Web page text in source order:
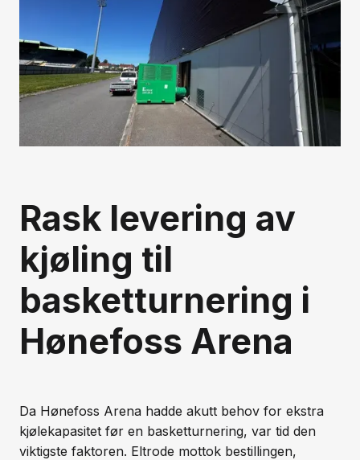
Rask levering av
kjøling til
basketturnering i
Hønefoss Arena
Da Hønefoss Arena hadde akutt behov for ekstra
kjølekapasitet før en basketturnering, var tid den
viktigste faktoren. Eltrode mottok bestillingen,